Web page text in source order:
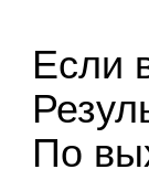
Если
По